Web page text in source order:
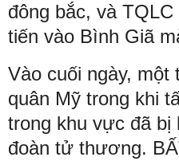
đông bắc, và
tiến vào Bình Giã
Vào cuối ngày, một
quân Mỹ trong khi
trong khu vực đã bị
đoàn tử thương.